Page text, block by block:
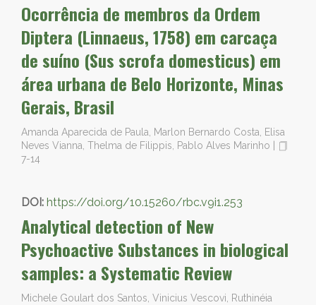
Ocorrência de membros da Ordem
Diptera (Linnaeus, 1758) em carcaça
de suíno (Sus scrofa domesticus) em
área urbana de Belo Horizonte, Minas
Gerais, Brasil
Amanda Aparecida de Paula, Marlon Bernardo Costa, Elisa
Neves Vianna, Thelma de Filippis, Pablo Alves Marinho
7-14
DOI: https://doi.org/10.15260/rbc.v9i1.253
Analytical detection of New
Psychoactive Substances in biological
samples: a Systematic Review
Michele Goulart dos Santos, Vinicius Vescovi, Ruthinéia